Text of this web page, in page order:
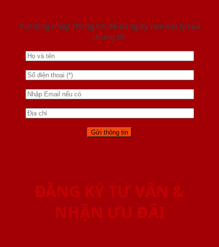
Vui lòng nhập thông tin để đăng ký làm đại lý của
chúng tôi
ĐĂNG KÝ TƯ VẤN &
NHẬN ƯU ĐÃI